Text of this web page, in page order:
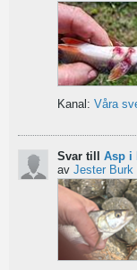
Kanal: Våra
Svar till Asp i
av Jester Burk